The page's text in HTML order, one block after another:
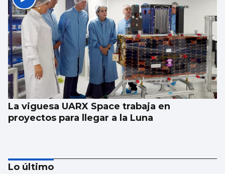
La viguesa UARX Space trabaja en
proyectos para llegar a la Luna
Lo último